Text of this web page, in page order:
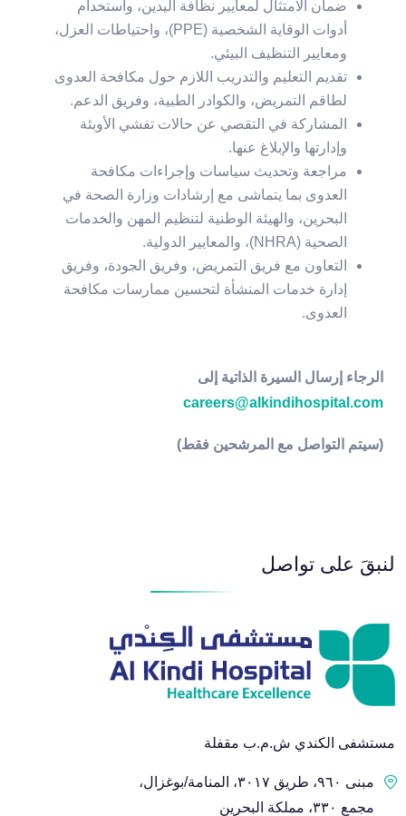
ضمان الامتثال لمعايير نظافة اليدين، واستخدام
أدوات الوقاية الشخصية (PPE)، واحتياطات العزل،
ومعايير التنظيف البيئي.
تقديم التعليم والتدريب اللازم حول مكافحة العدوى
لطاقم التمريض، والكوادر الطبية، وفريق الدعم.
المشاركة في التقصي عن حالات تفشي الأوبئة
وإدارتها والإبلاغ عنها.
مراجعة وتحديث سياسات وإجراءات مكافحة
العدوى بما يتماشى مع إرشادات وزارة الصحة في
البحرين، والهيئة الوطنية لتنظيم المهن والخدمات
الصحية (NHRA)، والمعايير الدولية.
التعاون مع فريق التمريض، وفريق الجودة، وفريق
إدارة خدمات المنشأة لتحسين ممارسات مكافحة
العدوى.
الرجاء إرسال السيرة الذاتية إلى
careers@alkindihospital.com
(سيتم التواصل مع المرشحين فقط)
لنبقَ على تواصل
مستشفى الكندي ش.م.ب مقفلة
مبنى ٩٦٠، طريق ٣٠١٧، المنامة/بوغزال،
مجمع ٣٣٠، مملكة البحرين